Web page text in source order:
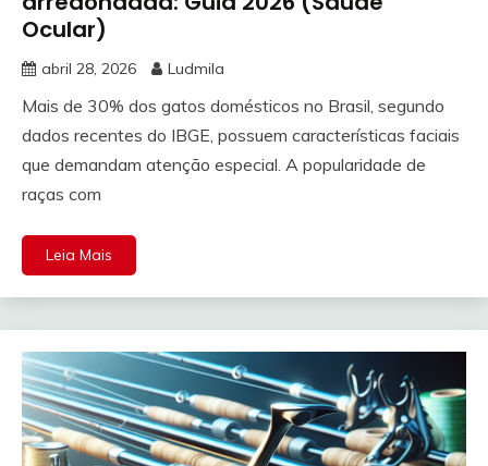
Ocular)
abril 28, 2026 Ludmila
Mais de 30% dos gatos domésticos no Brasil, segundo
dados recentes do IBGE, possuem características faciais
que demandam atenção especial. A popularidade de
raças com
Leia Mais